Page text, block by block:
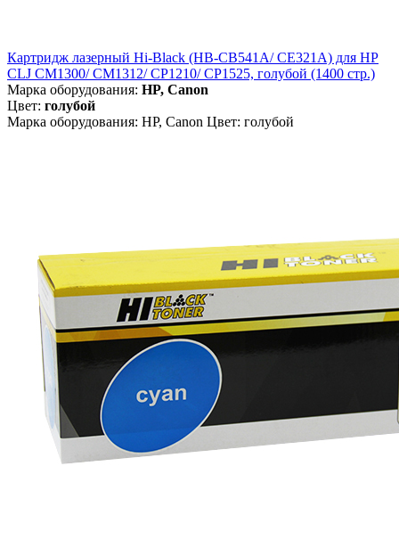
Картридж лазерный Hi-Black (HB-CB541A/ CE321A) для HP
CLJ CM1300/ CM1312/ CP1210/ CP1525, голубой (1400 стр.)
Марка оборудования: HP, Canon
Цвет: голубой
Марка оборудования: HP, Canon Цвет: голубой